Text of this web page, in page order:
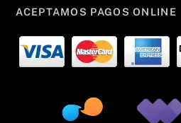
ACEPTAMOS PAGOS ONLINE